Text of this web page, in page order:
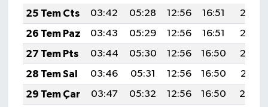
25 Tem Cts
03:42 05:28 12:56 16:51
20:13
26 Tem Paz
03:43 05:29 12:56 16:51
20:12
27 Tem Pts
03:44 05:30 12:56 16:50
20:12
28 Tem Sal
03:46 05:31 12:56 16:50
20:11
29 Tem Çar
03:47 05:32 12:56 16:50
20:10